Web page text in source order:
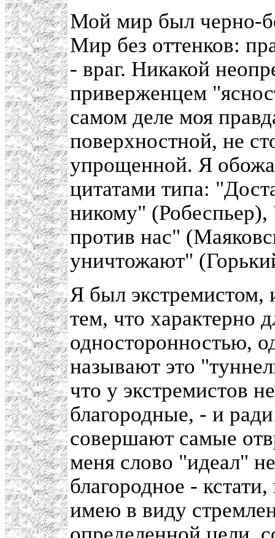
Мой мир был черно-
Мир без оттенков:
- враг. Никакой
приверженцем
самом деле моя
поверхностной, не
упрощенной. Я
цитатами типа:
никому" (Робеспьер),
против нас"
уничтожают"
Я был экстремистом,
тем, что характерно
односторонностью,
называют это
что у экстремистов
благородные, - и
совершают самые
меня слово "идеал"
благородное -
имею в виду